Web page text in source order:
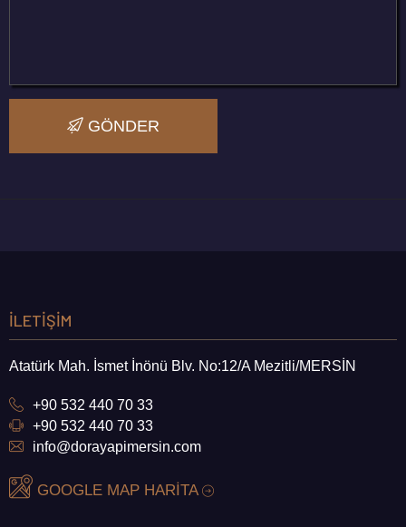
GÖNDER
İLETIŞIM
Atatürk Mah. İsmet İnönü Blv. No:12/A Mezitli/MERSİN
+90 532 440 70 33
+90 532 440 70 33
info@dorayapimersin.com
GOOGLE MAP HARİTA